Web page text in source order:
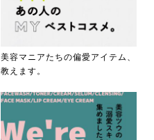
美容マニアたちの偏愛アイテム、
教えます。